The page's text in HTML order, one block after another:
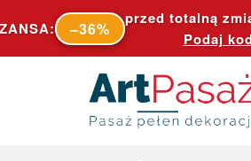
–36%
przed totalną
Podaj